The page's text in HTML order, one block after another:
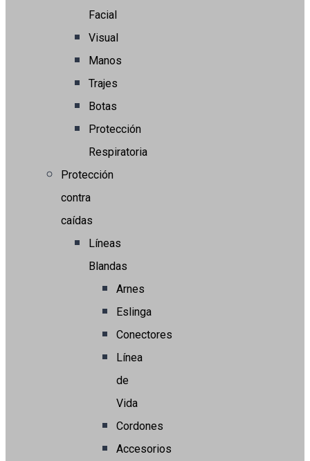
Facial
Visual
Manos
Trajes
Botas
Protección
Respiratoria
Protección
contra
caídas
Líneas
Blandas
Arnes
Eslinga
Conectores
Línea
de
Vida
Cordones
Accesorios